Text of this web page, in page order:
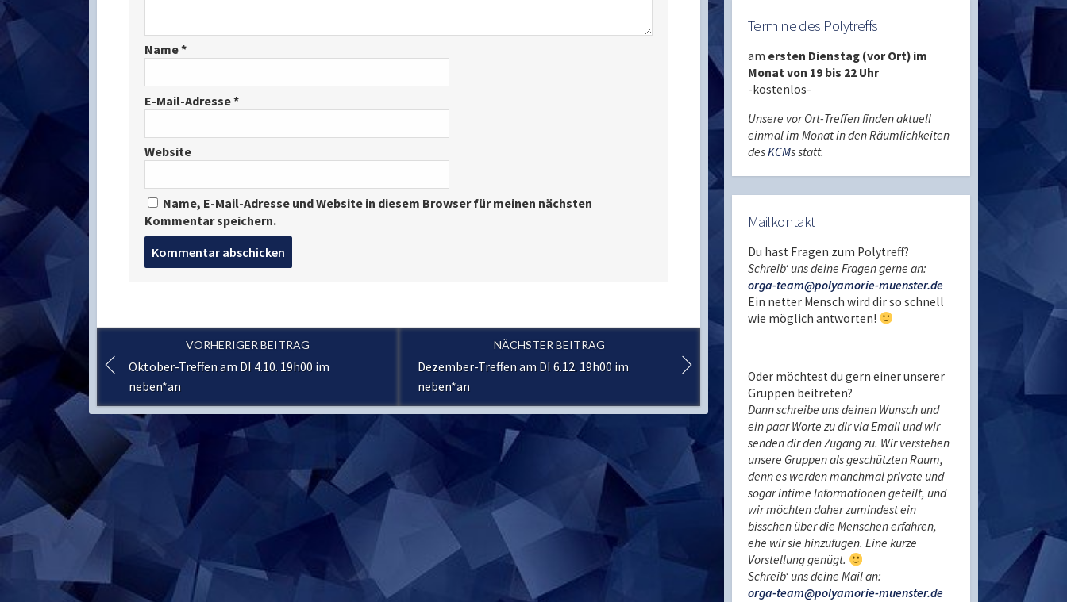
Name*
E-Mail-Adresse*
Website
Name, E-Mail-Adresse und Website in diesem Browser für meinen nächsten
Kommentar speichern.
VORHERIGER BEITRAG
Oktober-Treffen am DI 4.10. 19h00 im
neben*an
NÄCHSTER BEITRAG
Dezember-Treffen am DI 6.12. 19h00 im
neben*an
Termine des Polytreffs
am ersten Dienstag (vor Ort) im
Monat von 19 bis 22 Uhr
-kostenlos-
Unsere vor Ort-Treffen finden aktuell
einmal im Monat in den Räumlichkeiten
desKCMs statt.
Mailkontakt
Du hast Fragen zum Polytreff?
Schreib‘ uns deine Fragen gerne an:
orga-team@polyamorie-muenster.de
Ein netter Mensch wird dir so schnell
wie möglich antworten!
Oder möchtest du gern einer unserer
Gruppen beitreten?
Dann schreibe uns deinen Wunsch und
ein paar Worte zu dir via Email und wir
senden dir den Zugang zu. Wir verstehen
unsere Gruppen als geschützten Raum,
denn es werden manchmal private und
sogar intime Informationen geteilt, und
wir möchten daher zumindest ein
bisschen über die Menschen erfahren,
ehe wir sie hinzufügen. Eine kurze
Vorstellung genügt.
Schreib‘ uns deine Mail an:
orga-team@polyamorie-muenster.de